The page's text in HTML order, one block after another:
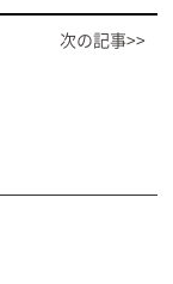
次の記事>>